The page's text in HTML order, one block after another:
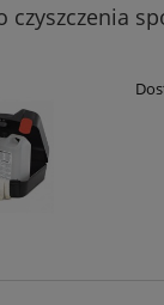
czyszczenia